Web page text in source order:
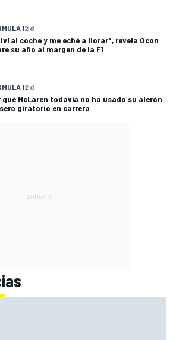
12 d
al coche y me eché a llorar", revela Ocon
su año al margen de la F1
12 d
qué McLaren todavía no ha usado su alerón
giratorio en carrera